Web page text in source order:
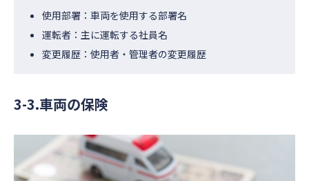
使用部署：車両を使用する部署名
運転者：主に運転する社員名
変更履歴：使用者・管理者の変更履歴
3-3.車両の保険